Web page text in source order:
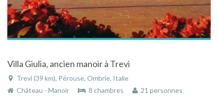
Villa Giulia, ancien manoir à Trevi
Trevi (39 km), Pérouse, Ombrie, Italie
Château - Manoir
8 chambres 21 personnes